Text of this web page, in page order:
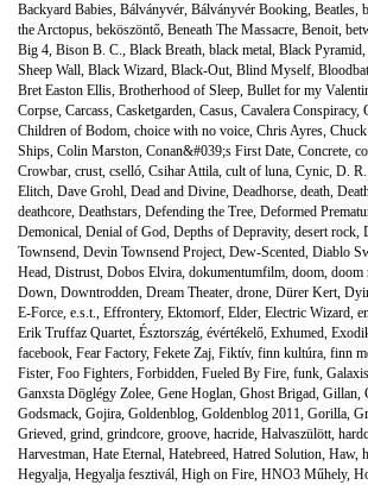
Backyard Babies, Bálványvér, Bálványvér Booking, Beatles,
the Arctopus, beköszöntő, Beneath The Massacre, Benoit,
Big 4, Bison B. C., Black Breath, black metal, Black Pyramid,
Sheep Wall, Black Wizard, Black-Out, Blind Myself,
Bret Easton Ellis, Brotherhood of Sleep, Bullet for my
Corpse, Carcass, Casketgarden, Casus, Cavalera Conspiracy,
Children of Bodom, choice with no voice, Chris Ayres,
Ships, Colin Marston, Conan&#039;s First Date, Concrete,
Crowbar, crust, cselló, Csihar Attila, cult of luna, Cynic, D.
Elitch, Dave Grohl, Dead and Divine, Deadhorse, death,
deathcore, Deathstars, Defending the Tree, Deformed
Demonical, Denial of God, Depths of Depravity, desert rock,
Townsend, Devin Townsend Project, Dew-Scented, Diablo
Head, Distrust, Dobos Elvira, dokumentumfilm, doom, doom
Down, Downtrodden, Dream Theater, drone, Dürer Kert,
E-Force, e.s.t., Effrontery, Ektomorf, Elder, Electric Wizard,
Erik Truffaz Quartet, Észtország, évértékelő, Exhumed,
facebook, Fear Factory, Fekete Zaj, Fiktív, finn kultúra, finn
Fister, Foo Fighters, Forbidden, Fueled By Fire, funk,
Ganxsta Döglégy Zolee, Gene Hoglan, Ghost Brigad, Gillan,
Godsmack, Gojira, Goldenblog, Goldenblog 2011, Gorilla,
Grieved, grind, grindcore, groove, hacride, Halvaszülött,
Harvestman, Hate Eternal, Hatebreed, Hatred Solution, Haw,
Hegyalja, Hegyalja fesztivál, High on Fire, HNO3 Műhely,